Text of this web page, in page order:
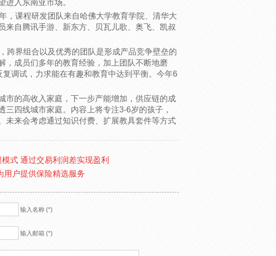
进入东南亚市场。
，课程研发团队来自哈佛大学教育学院、清华大
来自腾讯手游、新东方、贝瓦儿歌、奥飞、凯叔
跨界组合以及优秀的团队是形成产品竞争壁垒的
，成员们多年的教育经验，加上团队不断地磨
复调试，力求能在有趣和教育中达到平衡。今年6
市的高收入家庭，下一步产能增加，供应链的成
四线城市家庭。内容上将专注3-6岁的孩子，
未来会考虑通过知识付费、扩展教具套件等方式
式 通过交易利润差实现盈利
用户提供保险精选服务
输入名称 (*)
输入邮箱 (*)